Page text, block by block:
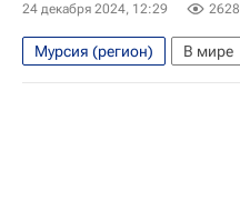
24 декабря 2024, 12:29 2628
Мурсия (регион) В мире
Испания
Россия